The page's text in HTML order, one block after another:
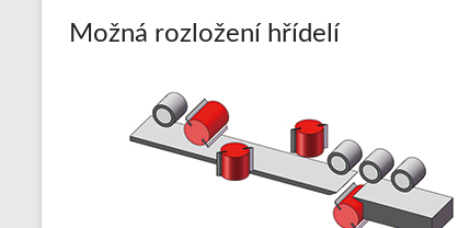
profily
Možná rozložení hřídelí